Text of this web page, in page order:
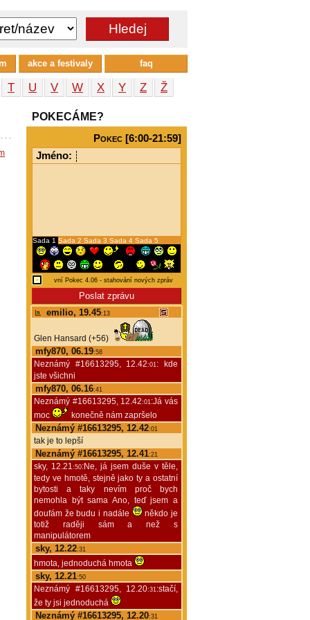
T U V W X Y Z
Ž
POKECÁME?
Pokec [6:00-21:59]
Jméno:
Sada 1 Sada 2 Sada 3 Sada 4 Sada 5
emilio, 19.45:13
Glen Hansard (+56)
mfy870, 06.19:58
Neznámý #16613295, 12.42:01: kde
jste všichni
mfy870, 06.16:41
Neznámý #16613295, 12.42:01:Já vás
moc
konečně nám zapršelo
Neznámý #16613295, 12.42:01
tak je to lepší
Neznámý #16613295, 12.41:21
sky, 12.21:50:Ne, já jsem duše v těle,
tedy ve hmotě, stejně jako ty a ostatní
bytosti a taky nevím proč bych
nemohla být sama Ano, teď jsem a
doufám že budu i nadále
někdo je
totiž raději sám a než s
manipulátorem
sky, 12.22:31
hmota, jednoduchá hmota
sky, 12.21:50
Neznámý #16613295, 12.20:31:stačí,
že ty jsi jednoduchá
Neznámý #16613295, 12.20:31
akce a festivaly faq